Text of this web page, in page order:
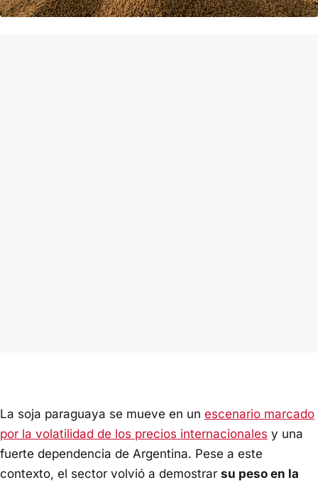
La soja paraguaya se mueve en un escenario marcado
por la volatilidad de los precios internacionales y una
fuerte dependencia de Argentina. Pese a este
contexto, el sector volvió a demostrar su peso en la